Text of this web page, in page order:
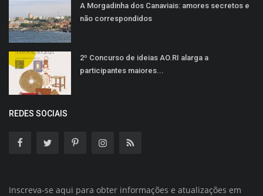
A Morgadinha dos Canaviais: amores secretos e
não correspondidos
2º Concurso de ideias AO.RI alarga a
participantes maiores...
REDES SOCIAIS
Inscreva-se aqui para obter informações e atualizações em